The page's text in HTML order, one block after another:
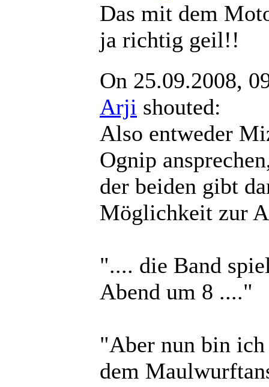
Das mit dem
ja richtig geil!!
On 25.09.2008,
Arji shouted:
Also entweder
Ognip
der beiden gibt
Möglichkeit zur
".... die Band
Abend um 8 ...."
"Aber nun bin
dem